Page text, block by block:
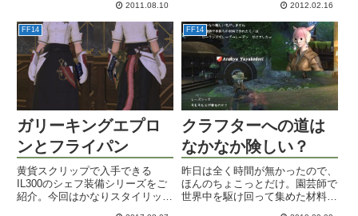
（/pose）は二つのポーズを連続
して行うエモです。撮影チャンス
が増えるわけで、これはなかなか
いい仕様。一つ目は公式画像でも
お...
2011.08.10 2012.02.16
FF14
ガリーキングエプロ
ンとフライパン
黄貨スクリップで入手できる
IL300のシェフ装備シリーズをご
紹介。今回はかなりスタイリッシ
FF14
クラフターへの道は
なかなか険しい？
昨日は全く時間が無かったので、
ほんのちょこっとだけ。園芸師で
世界中を駆け回って集めた材料